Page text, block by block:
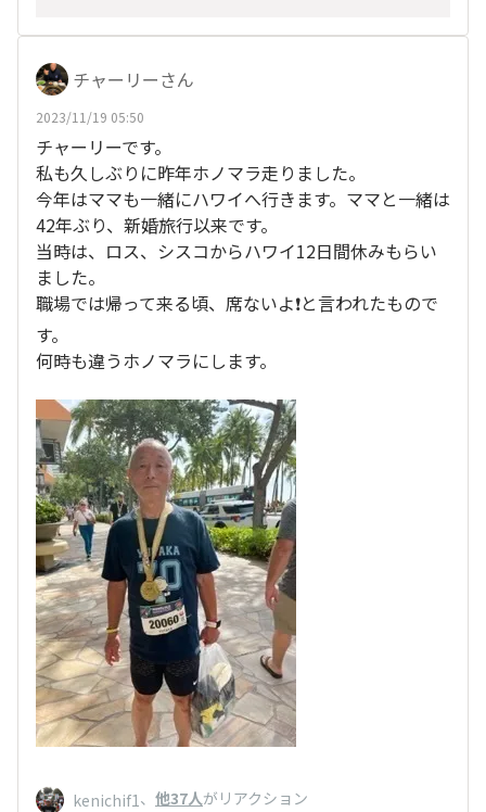
チャーリーさん
2023/11/19 05:50
チャーリーです。
私も久しぶりに昨年ホノマラ走りました。
今年はママも一緒にハワイへ行きます。ママと一緒は
42年ぶり、新婚旅行以来です。
当時は、ロス、シスコからハワイ12日間休みもらい
ました。
職場では帰って来る頃、席ないよ❗️と言われたもので
す。
何時も違うホノマラにします。
kenichif1 、 他37人がリアクション